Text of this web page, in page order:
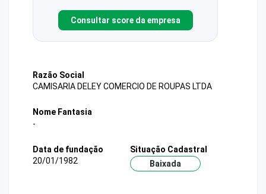
Consultar score da empresa
Razão Social
CAMISARIA DELEY COMERCIO DE ROUPAS LTDA
Nome Fantasia
-
Data de fundação
20/01/1982
Situação Cadastral
Baixada